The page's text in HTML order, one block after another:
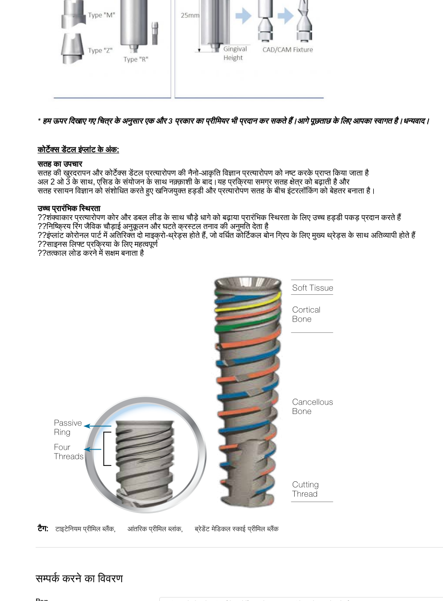
* हम ऊपर दिखाए गए चित्र के अनुसार एक और 3 प्रकार का प्रीमियर भी प्रदान कर सकते हैं।आगे पूछताछ के लिए आपका स्वागत है।धन्यवाद।
कोर्टेक्स डेंटल इंप्लांट के अंक:
सतह का उपचार
सतह की खुरदरापन और कोर्टेक्स डेंटल प्रत्यारोपण की नैनो-आकृति विज्ञान प्रत्यारोपण को नष्ट करके प्राप्त किया जाता है
अल 2 ओ 3 के साथ, एसिड के संयोजन के साथ नक़्क़ाशी के बाद।यह प्रक्रिया समग्र सतह क्षेत्र को बढ़ाती है और
सतह रसायन विज्ञान को संशोधित करते हुए खनिजयुक्त हड्डी और प्रत्यारोपण सतह के बीच इंटरलॉकिंग को बेहतर बनाता है।
उच्च प्रारंभिक स्थिरता
??शंक्वाकार प्रत्यारोपण कोर और डबल लीड के साथ चौड़े धागे को बढ़ाया प्रारंभिक स्थिरता के लिए उच्च हड्डी पकड़ प्रदान करते हैं
??निष्क्रिय रिंग जैविक चौड़ाई अनुकूलन और घटते क्रस्टल तनाव की अनुमति देता है
??इंप्लांट कोरोनल पार्ट में अतिरिक्त दो माइक्रो-थ्रेड्स होते हैं, जो वर्धित कोर्टिकल बोन ग्रिप के लिए मुख्य थ्रेड्स के साथ अतिव्यापी होते हैं
??साइनस लिफ्ट प्रक्रिया के लिए महत्वपूर्ण
??तत्काल लोड करने में सक्षम बनाता है
टैग: टाइटेनियम प्रीमिल ब्लैंक, आंतरिक प्रीमिल ब्लांक, ब्रेडेंट मेडिकल स्काई प्रीमिल ब्लैंक
सम्पर्क करने का विवरण